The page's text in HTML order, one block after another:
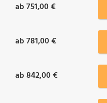
ab 751,00 €
ab 781,00 €
ab 842,00 €